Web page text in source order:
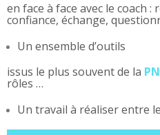
en face à face avec le coach
confiance, échange,
Un ensemble d’outils
issus le plus souvent de la
rôles …
Un travail à réaliser entre